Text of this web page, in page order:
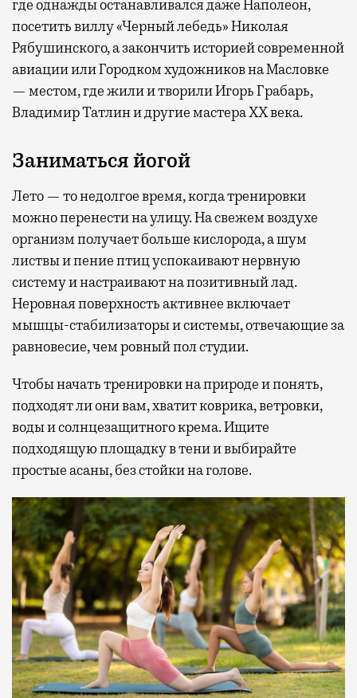
гдеоднажды останавливался даже Наполеон,
посетить виллу «Черный лебедь» Николая
Рябушинского, а закончить историей современной
авиации или Городком художников на Масловке
— местом, где жили и творили Игорь Грабарь,
Владимир Татлин и другие мастера XX века.
Заниматься йогой
Лето — то недолгое время, когда тренировки
можно перенести на улицу. На свежем воздухе
организм получает больше кислорода, а шум
листвы и пение птиц успокаивают нервную
систему и настраивают на позитивный лад.
Неровная поверхность активнее включает
мышцы-стабилизаторы и системы, отвечающие за
равновесие, чем ровный пол студии.
Чтобы начать тренировки на природе и понять,
подходят ли они вам, хватит коврика, ветровки,
воды и солнцезащитного крема. Ищите
подходящую площадку в тени и выбирайте
простые асаны, без стойки на голове.